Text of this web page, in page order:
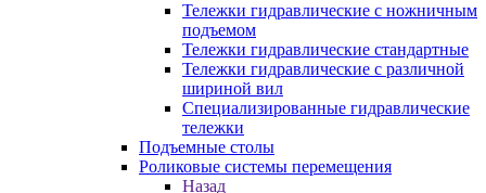
Тележки гидравлические с ножничным
подъемом
Тележки гидравлические стандартные
Тележки гидравлические с различной
шириной вил
Специализированные гидравлические
тележки
Подъемные столы
Роликовые системы перемещения
Назад